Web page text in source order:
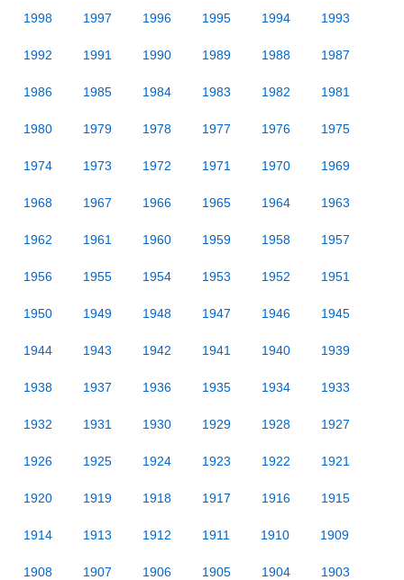
1998 1997 1996 1995 1994 1993
1992 1991 1990 1989 1988 1987
1986 1985 1984 1983 1982 1981
1980 1979 1978 1977 1976 1975
1974 1973 1972 1971 1970 1969
1968 1967 1966 1965 1964 1963
1962 1961 1960 1959 1958 1957
1956 1955 1954 1953 1952 1951
1950 1949 1948 1947 1946 1945
1944 1943 1942 1941 1940 1939
1938 1937 1936 1935 1934 1933
1932 1931 1930 1929 1928 1927
1926 1925 1924 1923 1922 1921
1920 1919 1918 1917 1916 1915
1914 1913 1912 1911 1910 1909
1908 1907 1906 1905 1904 1903